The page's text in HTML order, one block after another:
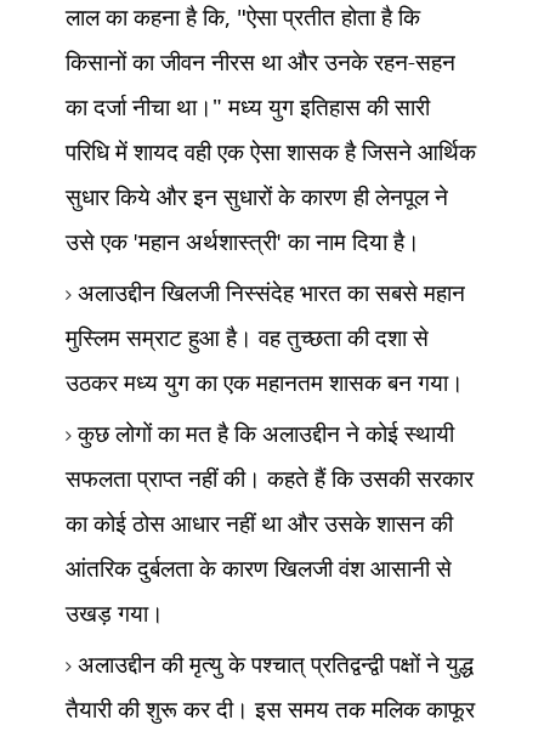
लाल का कहना है कि, "ऐसा प्रतीत होता है कि
किसानों का जीवन नीरस था और उनके रहन-सहन
का दर्जा नीचा था।" मध्य युग इतिहास की सारी
परिधि में शायद वही एक ऐसा शासक है जिसने आर्थिक
सुधार किये और इन सुधारों के कारण ही लेनपूल ने
उसे एक 'महान अर्थशास्त्री'का नाम दिया है।
अलाउद्दीन खिलजी निस्संदेह भारत का सबसे महान
मुस्लिम सम्राट हुआ है। वह तुच्छता की दशा से
उठकर मध्य युग का एक महानतम शासक बन गया।
कुछ लोगों का मत है कि अलाउद्दीन ने कोई स्थायी
सफलता प्राप्त नहीं की। कहते हैं कि उसकी सरकार
का कोई ठोस आधार नहीं था और उसके शासन की
आंतरिक दुर्बलता के कारण खिलजी वंश आसानी से
उखड़ गया।
अलाउद्दीन की मृत्यु के पश्चात् प्रतिद्वन्द्वी पक्षों ने युद्ध
तैयारी की शुरू कर दी। इस समय तक मलिक काफूर